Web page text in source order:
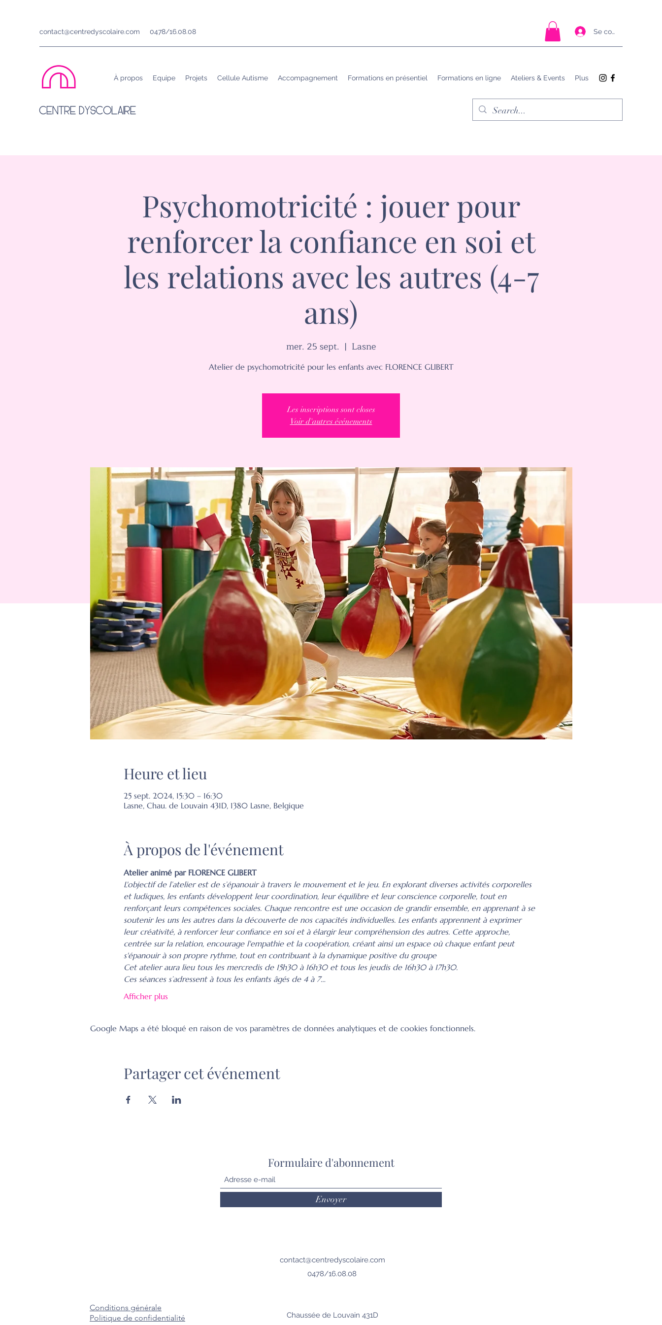
contact@centredyscolaire.com 0478/16.08.08 Se connecter
CENTRE DYSCOLAIRE
À propos Equipe Projets Cellule Autisme Accompagnement Formations en présentiel Formations en ligne Ateliers & Events Plus
Psychomotricité : jouer pour
renforcer la confiance en soi et
les relations avec les autres (4-7
ans)
mer. 25 sept.
  |
Lasne
Atelier de psychomotricité pour les enfants avec FLORENCE GLIBERT
Les inscriptions sont closes
Voir d'autres événements
Heure et lieu
25 sept. 2024, 15:30 – 16:30
Lasne, Chau. de Louvain 431D, 1380 Lasne, Belgique
À propos de l'événement
Atelier animé par FLORENCE GLIBERT
L'objectif de l’atelier est de s’épanouir à travers le mouvement et le jeu. En explorant diverses activités corporelles
et ludiques, les enfants développent leur coordination, leur équilibre et leur conscience corporelle, tout en
renforçant leurs compétences sociales. Chaque rencontre est une occasion de grandir ensemble, en apprenant à se
soutenir les uns les autres dans la découverte de nos capacités individuelles. Les enfants apprennent à exprimer
leur créativité, à renforcer leur confiance en soi et à élargir leur compréhension des autres. Cette approche,
centrée sur la relation, encourage l'empathie et la coopération, créant ainsi un espace où chaque enfant peut
s'épanouir à son propre rythme, tout en contribuant à la dynamique positive du groupe
Cet atelier aura lieu tous les mercredis de 15h30 à 16h30 et tous les jeudis de 16h30 à 17h30.
Ces séances s’adressent à tous les enfants âgés de 4 à 7…
Afficher plus
Google Maps a été bloqué en raison de vos paramètres de données analytiques et de cookies fonctionnels.
Partager cet événement
Formulaire d'abonnement
Envoyer
Conditions générale
Politique de confidentialité
contact@centredyscolaire.com
0478/16.08.08
Chaussée de Louvain 431D